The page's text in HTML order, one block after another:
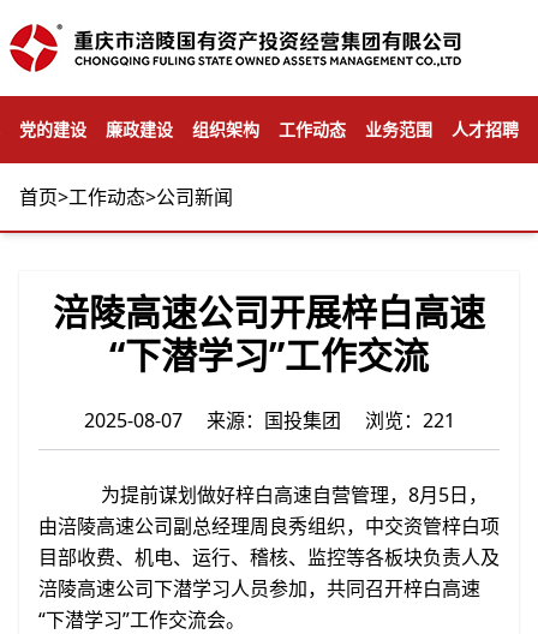
党的建设 廉政建设 组织架构 工作动态 业务范围 人才招聘
首页>工作动态>公司新闻
涪陵高速公司开展梓白高速
“下潜学习”工作交流
2025-08-07 来源：国投集团 浏览：221
为提前谋划做好梓白高速自营管理，8月5日，
由涪陵高速公司副总经理周良秀组织，中交资管梓白项
目部收费、机电、运行、稽核、监控等各板块负责人及
涪陵高速公司下潜学习人员参加，共同召开梓白高速
“下潜学习”工作交流会。